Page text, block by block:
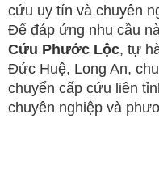
cứu uy tín và chuyên
Để đáp ứng nhu cầu
Cứu Phước Lộc, tự
Đức Huệ, Long An,
chuyển cấp cứu liên
chuyên nghiệp và